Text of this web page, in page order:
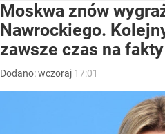
Moskwa znów
Nawrockiego.
zawsze czas na fakty
Dodano:wczoraj 17:01